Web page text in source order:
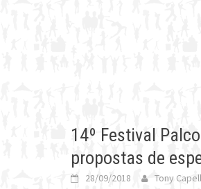
14º Festival
propostas de
28/09/2018 Tony